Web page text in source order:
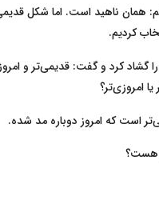
همان ناهید است. اما شکل
کردیم.
کرد و گفت: قدیمی‌تر و
امروزی‌تر؟
است که امروز دوباره مد شده.
هست؟